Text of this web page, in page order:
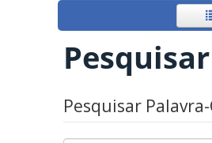
Pesquisar
Pesquisar